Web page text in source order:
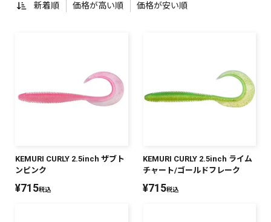
PREMIUM オンライン限定
OUTDOOR
価格 ～¥
新着順 価格が高い順 価格が安い順
KEMURI CURLY 2.5inch ザブト
ンピンク
¥715税込
KEMURI CURLY 2.5inch ライム
チャート/ゴールドフレーク
¥715税込